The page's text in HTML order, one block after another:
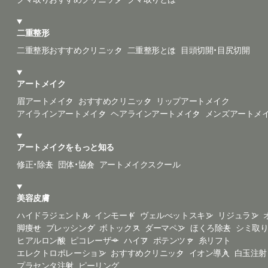
二重整形
二重整形おすすめクリニック 二重整形とは 目頭切開・目尻切開
アートメイク
眉アートメイク おすすめクリニック
リップアートメイク
アイラインアートメイク ヘアラインアートメイク メンズアートメ
アートメイクをもっと知る
修正・除去 団体・協会 アートメイクスクール
美容皮膚
ハイドラジェントル インモード ヴェルべットスキン リジュラン
脚痩せ ブレッシング ボトックス ダーマペン ほくろ除去 シミ取り
ヒアルロン酸 ピコレーザー ハイフ ポテンツァ 糸リフト
エレクトロポレーション おすすめクリニック イオン導入 白玉注射
プラセンタ注射 ピーリング